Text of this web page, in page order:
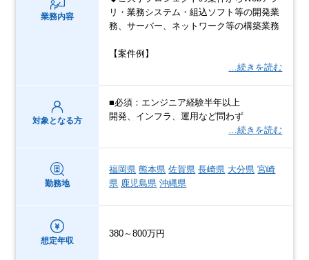
業務内容
リ・業務システム・組込ソフト等の開発業
務、サーバー、ネットワーク等の構築業務
【案件例】
…続きを読む
対象となる方
■必須：エンジニア経験半年以上
開発、インフラ、運用など問わず
…続きを読む
勤務地
福岡県 熊本県 佐賀県 長崎県 大分県 宮崎
県 鹿児島県 沖縄県
想定年収
380～800万円